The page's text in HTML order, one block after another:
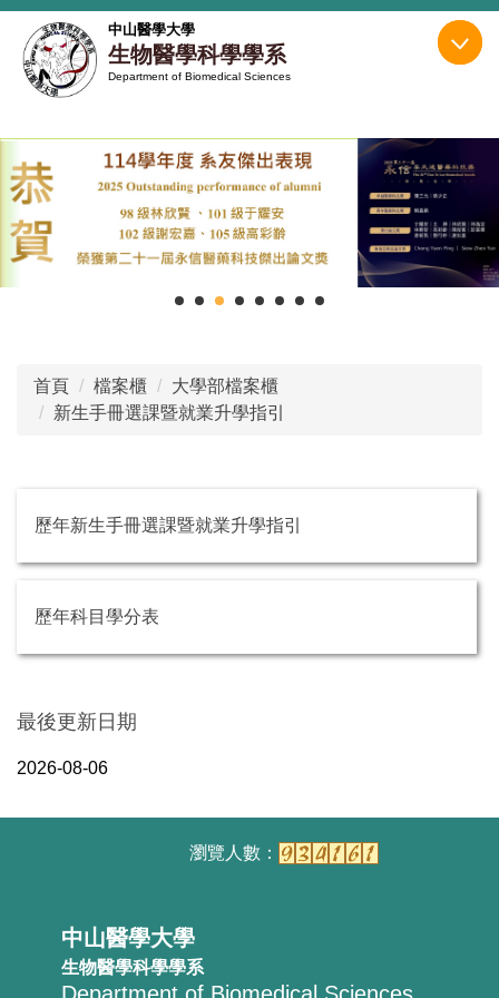
跳
到
主
區
中山醫學大學
生物醫學科學學系
Department of Biomedical Sciences
首頁 檔案櫃
大學部檔案櫃
新生手冊選課暨就業升學指引
歷年新生手冊選課暨就業升學指引
歷年科目學分表
最後更新日期
2026-08-06
中山醫學大學
生物醫學科學學系